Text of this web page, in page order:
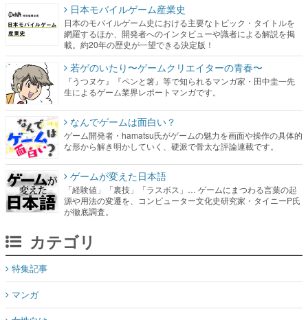
日本モバイルゲーム産業史
日本のモバイルゲーム史における主要なトピック・タイトルを
網羅するほか、開発者へのインタビューや識者による解説を掲
載。約20年の歴史が一望できる決定版！
若ゲのいたり〜ゲームクリエイターの青春〜
『うつヌケ』『ペンと箸』等で知られるマンガ家・田中圭一先
生によるゲーム業界レポートマンガです。
なんでゲームは面白い？
ゲーム開発者・hamatsu氏がゲームの魅力を画面や操作の具体的
な形から解き明かしていく、硬派で骨太な評論連載です。
ゲームが変えた日本語
「経験値」「裏技」「ラスボス」… ゲームにまつわる言葉の起
源や用法の変遷を、コンピューター文化史研究家・タイニーP氏
が徹底調査。
カテゴリ
特集記事
マンガ